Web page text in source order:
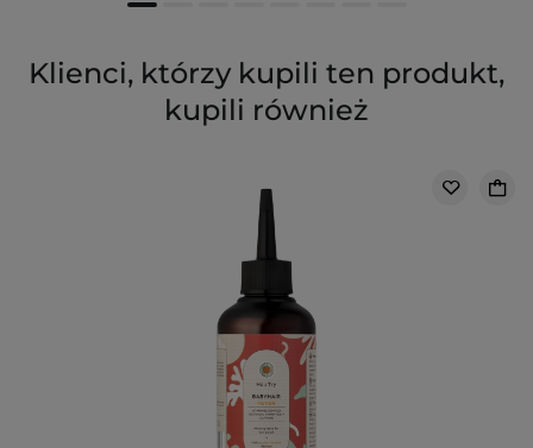
Klienci, którzy kupili ten produkt,
kupili również